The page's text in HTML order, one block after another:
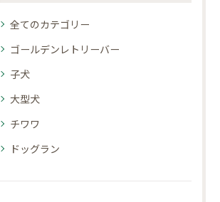
全てのカテゴリー
ゴールデンレトリーバー
子犬
大型犬
チワワ
ドッグラン